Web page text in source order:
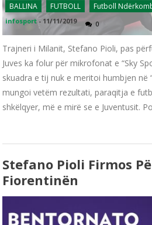
BALLINA FUTBOLL Futboll
infosport - 11/11/2019 0
Trajneri i Milanit, Stefano Pioli, pas
Juves ka folur për mikrofonat e “Sky
skuadra e tij nuk e meritoi humbjen në
mungoi vetëm rezultati, paraqitja e
shkëlqyer, më e mirë se e Juventusit.
Stefano Pioli Firmos
Fiorentinën